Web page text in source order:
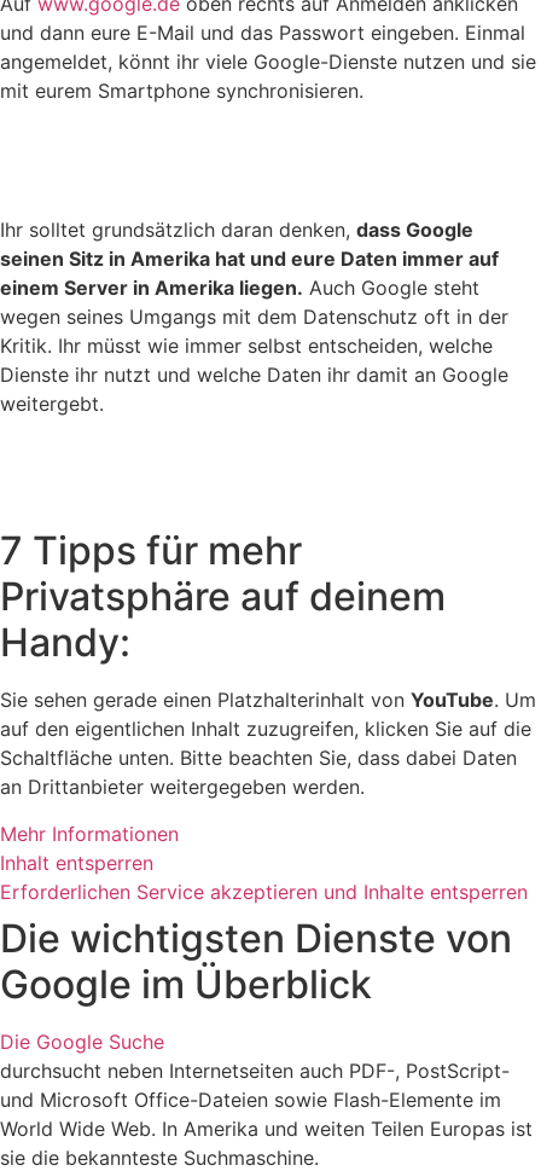
und dann eure E-Mail und das Passwort eingeben. Einmal
angemeldet, könnt ihr viele Google-Dienste nutzen und sie
mit eurem Smartphone synchronisieren.
Ihr solltet grundsätzlich daran denken, dass Google
seinen Sitz in Amerika hat und eure Daten immer auf
einem Server in Amerika liegen. Auch Google steht
wegen seines Umgangs mit dem Datenschutz oft in der
Kritik. Ihr müsst wie immer selbst entscheiden, welche
Dienste ihr nutzt und welche Daten ihr damit an Google
weitergebt.
7 Tipps für mehr
Privatsphäre auf deinem
Handy:
Sie sehen gerade einen Platzhalterinhalt von YouTube. Um
auf den eigentlichen Inhalt zuzugreifen, klicken Sie auf die
Schaltfläche unten. Bitte beachten Sie, dass dabei Daten
an Drittanbieter weitergegeben werden.
Mehr Informationen
Inhalt entsperren
Erforderlichen Service akzeptieren und Inhalte entsperren
Die wichtigsten Dienste von
Google im Überblick
Die Google Suche
durchsucht neben Internetseiten auch PDF-, PostScript-
und Microsoft Office-Dateien sowie Flash-Elemente im
World Wide Web. In Amerika und weiten Teilen Europas ist
sie die bekannteste Suchmaschine.